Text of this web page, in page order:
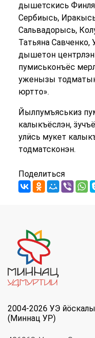
дышетскись
Сербиысь,
Сальвадорысь,
Татьяна
дышетон центрлэн
пумиськонъёс
уженызы
юртто».
Йылпумъяськиз
калыкъёслэн,
улӥсь мукет
тодматсконэн.
Поделиться
2004-2026 УЭ
(Миннац УР)